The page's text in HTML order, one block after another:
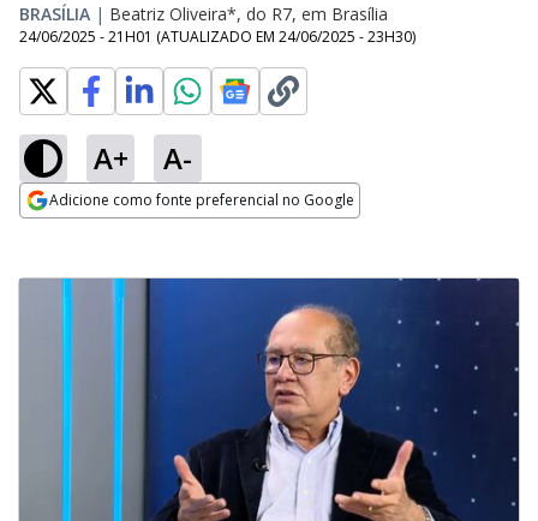
BRASÍLIA | Beatriz Oliveira*, do R7, em Brasília
24/06/2025 - 21H01 (ATUALIZADO EM 24/06/2025 - 23H30)
A+ A-
Adicione como fonte preferencial no Google